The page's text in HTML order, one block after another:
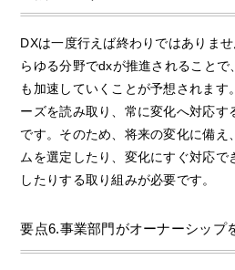
DXは一度行えば終わりではありま
らゆる分野でdxが推進されることで
も加速していくことが予想されます
ーズを読み取り、常に変化へ対応す
です。そのため、将来の変化に備え
ムを選定したり、変化にすぐ対応で
したりする取り組みが必要です。
要点6.事業部門がオーナーシップ